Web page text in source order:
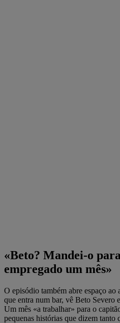
«Beto? Mandei-o
empregado um mês»
O episódio também abre espaço
que entra num bar, vê Beto Severo
Um mês «a trabalhar» para o
pequenas histórias que dizem tanto